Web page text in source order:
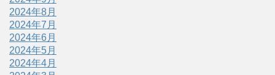
2024年8月
2024年7月
2024年6月
2024年5月
2024年4月